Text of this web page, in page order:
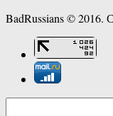
BadRussians © 2016.